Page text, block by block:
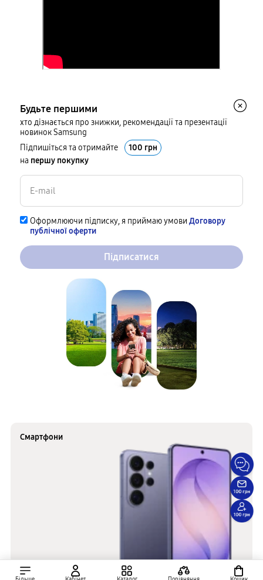
Будьте першими
хто дізнається про знижки, рекомендації та презентації
новинок Samsung
Підпишіться та отримайте
100 грн
на першу покупку
Оформлюючи підписку, я приймаю умови Договору
публічної оферти
Підписатися
Смартфони